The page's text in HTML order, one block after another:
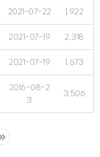
2021-07-22 1,922
2021-07-19 2,318
2021-07-19 1,673
2016-08-2
3
3,506